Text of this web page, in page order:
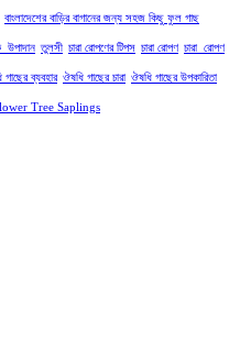
বাংলাদেশের বাড়ির বাগানের জন্য সহজ কিছু ফুল গাছ
তুলসী চারা রোপণের টিপস চারা রোপণ চারা_রোপণ
গাছের ব্যবহার ঔষধি গাছের চারা ঔষধি গাছের উপকারিতা
Tree Saplings